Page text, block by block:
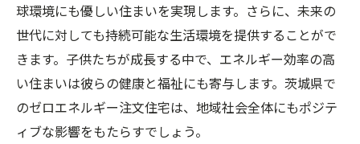
球環境にも優しい住まいを実現します。さらに、未来の
世代に対しても持続可能な生活環境を提供することがで
きます。子供たちが成長する中で、エネルギー効率の高
い住まいは彼らの健康と福祉にも寄与します。茨城県で
のゼロエネルギー注文住宅は、地域社会全体にもポジテ
ィブな影響をもたらすでしょう。